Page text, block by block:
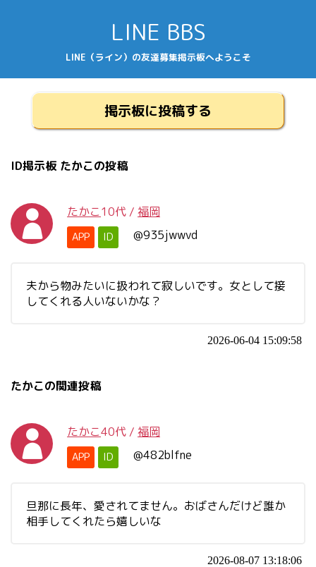
LINE BBS
LINE（ライン）の友達募集掲示板へようこそ
掲示板に投稿する
ID掲示板 たかこの投稿
たかこ10代 / 福岡
APP ID @935jwwvd
夫から物みたいに扱われて寂しいです。女として接
してくれる人いないかな？
2026-06-04 15:09:58
たかこの関連投稿
たかこ40代 / 福岡
APP ID @482blfne
旦那に長年、愛されてません。おばさんだけど誰か
相手してくれたら嬉しいな
2026-08-07 13:18:06